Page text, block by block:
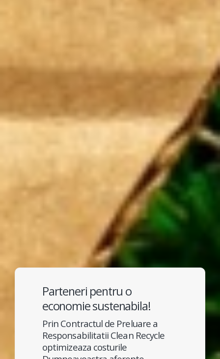
Parteneri pentru o
economie sustenabila!
Prin Contractul de Preluare a
Responsabilitatii Clean Recycle
optimizeaza costurile